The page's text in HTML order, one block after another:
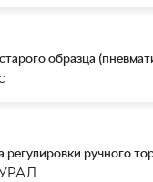
образца
ручного
УРАЛ